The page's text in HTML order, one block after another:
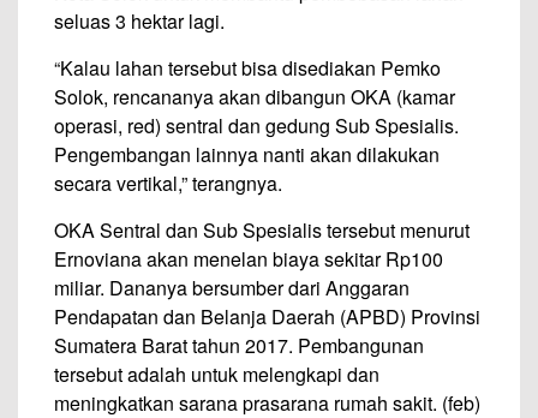
seluas 3 hektar lagi.
“Kalau lahan tersebut bisa disediakan Pemko
Solok, rencananya akan dibangun OKA (kamar
operasi, red) sentral dan gedung Sub Spesialis.
Pengembangan lainnya nanti akan dilakukan
secara vertikal,” terangnya.
OKA Sentral dan Sub Spesialis tersebut menurut
Ernoviana akan menelan biaya sekitar Rp100
miliar. Dananya bersumber dari Anggaran
Pendapatan dan Belanja Daerah (APBD) Provinsi
Sumatera Barat tahun 2017. Pembangunan
tersebut adalah untuk melengkapi dan
meningkatkan sarana prasarana rumah sakit. (feb)